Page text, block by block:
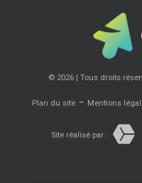
© 2026 | Tous droits
Plan du site- Mentions
Site réalisé par :